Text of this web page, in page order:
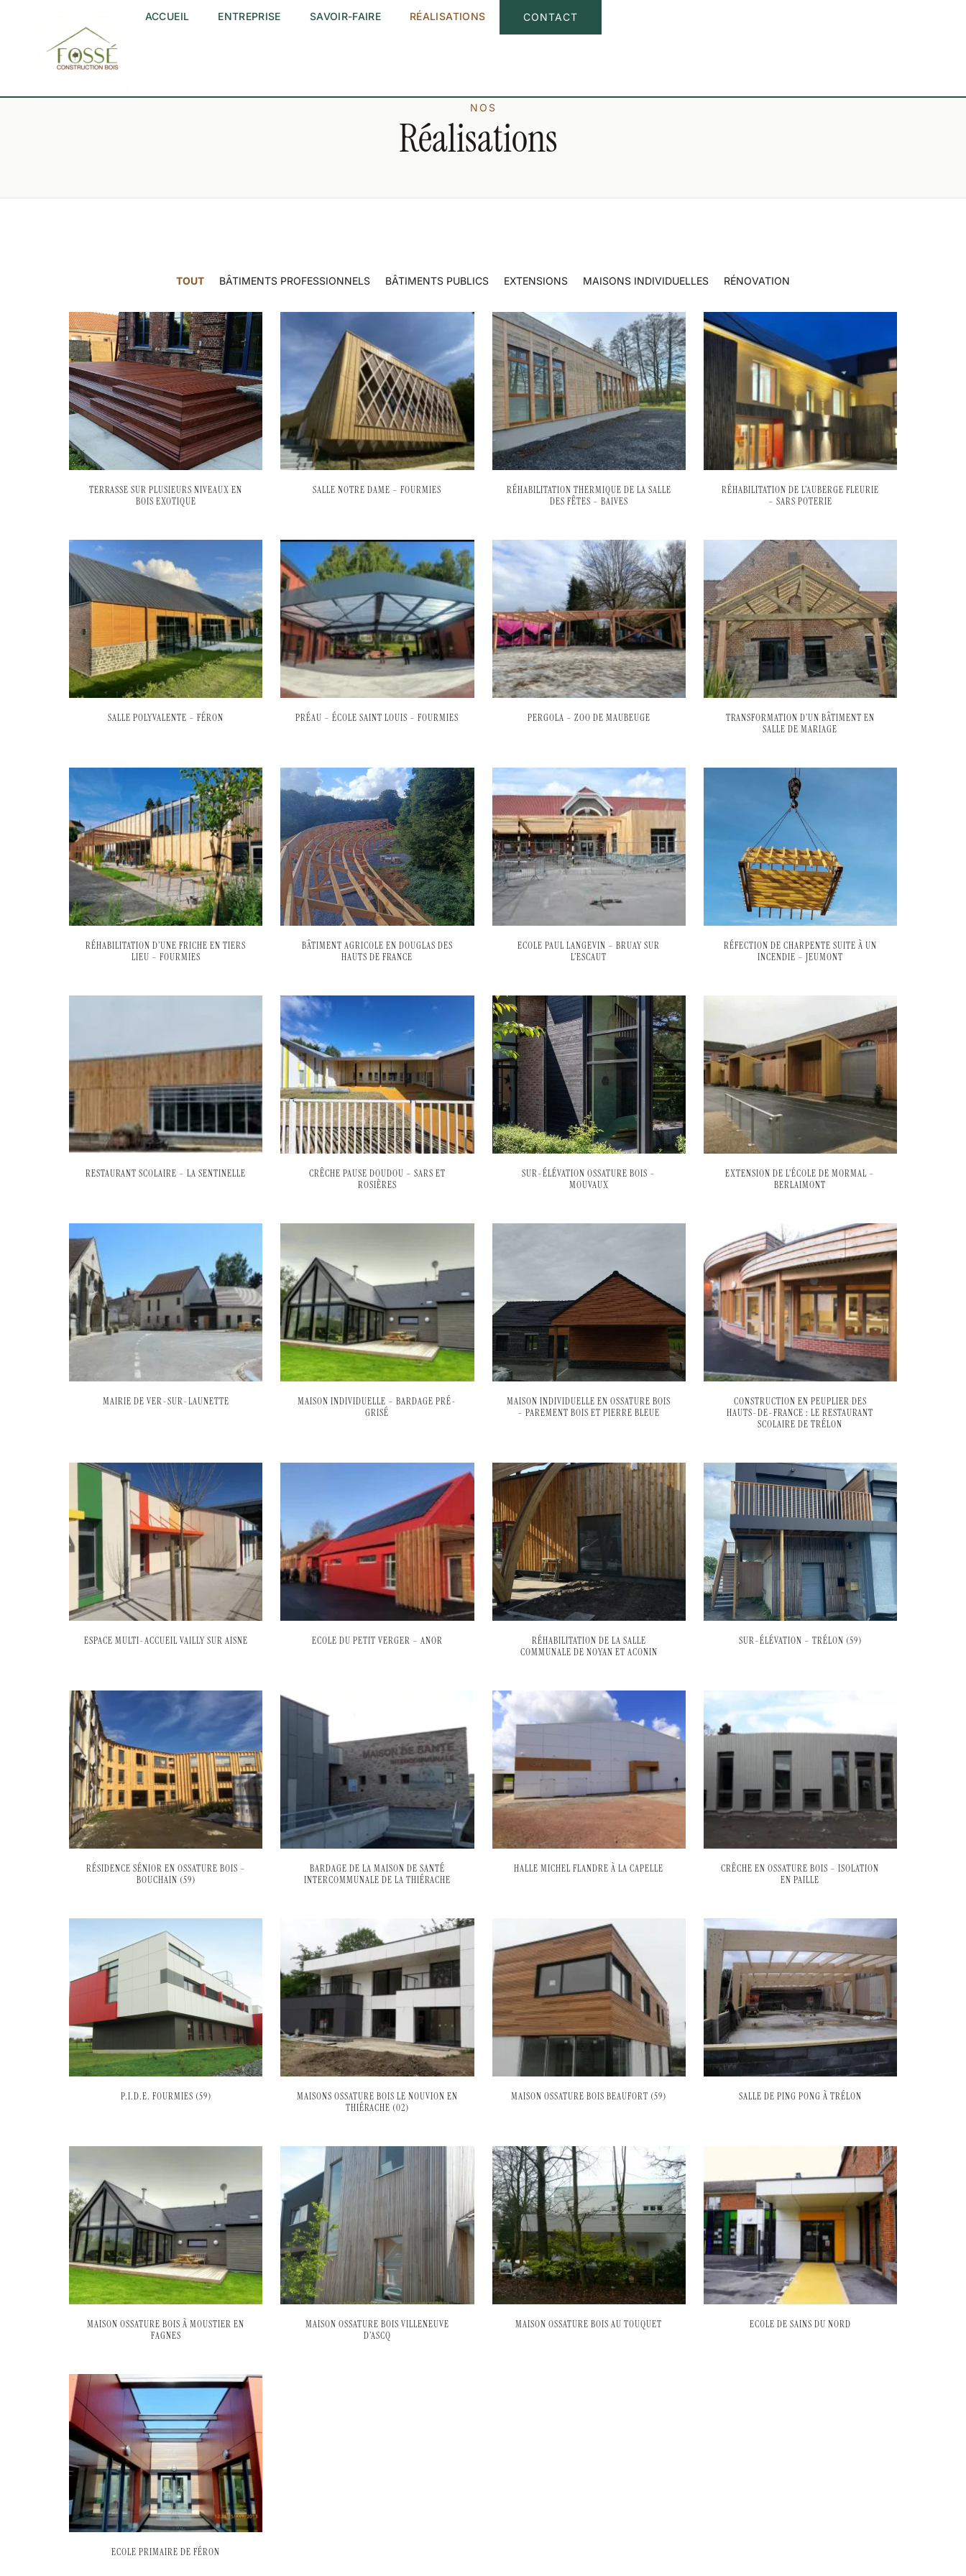
ACCUEIL ENTREPRISE SAVOIR-FAIRE RÉALISATIONS CONTACT
NOS
Réalisations
TOUT BÂTIMENTS PROFESSIONNELS BÂTIMENTS PUBLICS EXTENSIONS MAISONS INDIVIDUELLES RÉNOVATION
TERRASSE SUR PLUSIEURS NIVEAUX EN
BOIS EXOTIQUE
SALLE NOTRE DAME – FOURMIES
RÉHABILITATION THERMIQUE DE LA SALLE
DES FÊTES – BAIVES
RÉHABILITATION DE L’AUBERGE FLEURIE
– SARS POTERIE
SALLE POLYVALENTE – FÉRON PRÉAU – ÉCOLE SAINT LOUIS – FOURMIES PERGOLA – ZOO DE MAUBEUGE
TRANSFORMATION D’UN BÂTIMENT EN
SALLE DE MARIAGE
RÉHABILITATION D’UNE FRICHE EN TIERS
LIEU – FOURMIES
BÂTIMENT AGRICOLE EN DOUGLAS DES
HAUTS DE FRANCE
ECOLE PAUL LANGEVIN – BRUAY SUR
L’ESCAUT
RÉFECTION DE CHARPENTE SUITE À UN
INCENDIE – JEUMONT
RESTAURANT SCOLAIRE – LA SENTINELLE
CRÊCHE PAUSE DOUDOU – SARS ET
ROSIÈRES
SUR-ÉLÉVATION OSSATURE BOIS –
MOUVAUX
EXTENSION DE L’ÉCOLE DE MORMAL –
BERLAIMONT
MAIRIE DE VER-SUR-LAUNETTE
MAISON INDIVIDUELLE – BARDAGE PRÉ-
GRISÉ
MAISON INDIVIDUELLE EN OSSATURE BOIS
– PAREMENT BOIS ET PIERRE BLEUE
CONSTRUCTION EN PEUPLIER DES
HAUTS-DE-FRANCE : LE RESTAURANT
SCOLAIRE DE TRÉLON
ESPACE MULTI-ACCUEIL VAILLY SUR AISNE ECOLE DU PETIT VERGER – ANOR
RÉHABILITATION DE LA SALLE
COMMUNALE DE NOYAN ET ACONIN
SUR-ÉLÉVATION – TRÉLON (59)
RÉSIDENCE SÉNIOR EN OSSATURE BOIS –
BOUCHAIN (59)
BARDAGE DE LA MAISON DE SANTÉ
INTERCOMMUNALE DE LA THIÉRACHE
HALLE MICHEL FLANDRE À LA CAPELLE
CRÊCHE EN OSSATURE BOIS – ISOLATION
EN PAILLE
P.I.D.E. FOURMIES (59)
MAISONS OSSATURE BOIS LE NOUVION EN
THIÉRACHE (02)
MAISON OSSATURE BOIS BEAUFORT (59) SALLE DE PING PONG À TRÉLON
MAISON OSSATURE BOIS À MOUSTIER EN
FAGNES
MAISON OSSATURE BOIS VILLENEUVE
D’ASCQ
MAISON OSSATURE BOIS AU TOUQUET ECOLE DE SAINS DU NORD
ECOLE PRIMAIRE DE FÉRON